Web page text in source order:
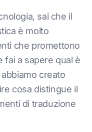
sai che il
è molto
che promettono
fai a sapere qual è
creato
cosa distingue il
di traduzione